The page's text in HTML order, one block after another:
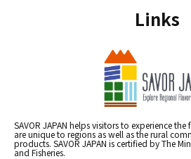
Links
SAVOR JAPAN helps visitors to experience
are unique to regions as well as the rural
products. SAVOR JAPAN is certified by The
and Fisheries.